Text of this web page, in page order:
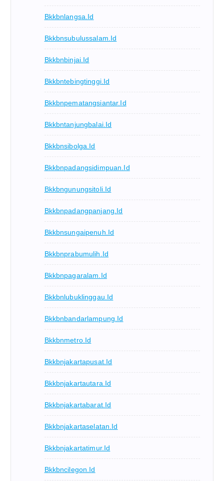
Bkkbnlangsa.id
Bkkbnsubulussalam.id
Bkkbnbinjai.id
Bkkbntebingtinggi.id
Bkkbnpematangsiantar.id
Bkkbntanjungbalai.id
Bkkbnsibolga.id
Bkkbnpadangsidimpuan.id
Bkkbngunungsitoli.id
Bkkbnpadangpanjang.id
Bkkbnsungaipenuh.id
Bkkbnprabumulih.id
Bkkbnpagaralam.id
Bkkbnlubuklinggau.id
Bkkbnbandarlampung.id
Bkkbnmetro.id
Bkkbnjakartapusat.id
Bkkbnjakartautara.id
Bkkbnjakartabarat.id
Bkkbnjakartaselatan.id
Bkkbnjakartatimur.id
Bkkbncilegon.id